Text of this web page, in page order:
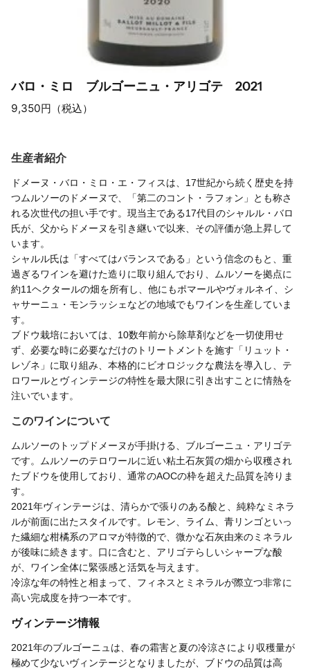
バロ・ミロ ブルゴーニュ・アリゴテ 2021
9,350円（税込）
生産者紹介
ドメーヌ・バロ・ミロ・エ・フィスは、17世紀から続く歴史を持
つムルソーのドメーヌで、「第二のコント・ラフォン」とも称さ
れる次世代の担い手です。現当主である17代目のシャルル・バロ
氏が、父からドメーヌを引き継いで以来、その評価が急上昇して
います。
シャルル氏は「すべてはバランスである」という信念のもと、重
過ぎるワインを避けた造りに取り組んでおり、ムルソーを拠点に
約11ヘクタールの畑を所有し、他にもポマールやヴォルネイ、シ
ャサーニュ・モンラッシェなどの地域でもワインを生産していま
す。
ブドウ栽培においては、10数年前から除草剤などを一切使用せ
ず、必要な時に必要なだけのトリートメントを施す「リュット・
レゾネ」に取り組み、本格的にビオロジックな農法を導入し、テ
ロワールとヴィンテージの特性を最大限に引き出すことに情熱を
注いでいます。
このワインについて
ムルソーのトップドメーヌが手掛ける、ブルゴーニュ・アリゴテ
です。ムルソーのテロワールに近い粘土石灰質の畑から収穫され
たブドウを使用しており、通常のAOCの枠を超えた品質を誇りま
す。
2021年ヴィンテージは、清らかで張りのある酸と、純粋なミネラ
ルが前面に出たスタイルです。レモン、ライム、青リンゴといっ
た繊細な柑橘系のアロマが特徴的で、微かな石灰由来のミネラル
が後味に続きます。口に含むと、アリゴテらしいシャープな酸
が、ワイン全体に緊張感と活気を与えます。
冷涼な年の特性と相まって、フィネスとミネラルが際立つ非常に
高い完成度を持つ一本です。
ヴィンテージ情報
2021年のブルゴーニュは、春の霜害と夏の冷涼さにより収穫量が
極めて少ないヴィンテージとなりましたが、ブドウの品質は高